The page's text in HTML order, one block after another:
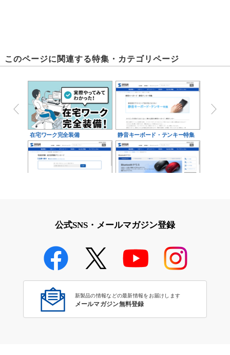
このページに関連する特集・カテゴリページ
在宅ワーク完全装備 静音キーボード・テンキー特集
Bluetoothマウス
公式SNS・メールマガジン登録
新製品の情報などの最新情報をお届けします
メールマガジン無料登録